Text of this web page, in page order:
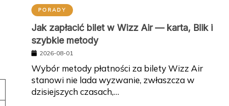
PORADY
Jak zapłacić bilet w Wizz Air — karta, Blik i
szybkie metody
2026-08-01
Wybór metody płatności za bilety Wizz Air
stanowi nie lada wyzwanie, zwłaszcza w
dzisiejszych czasach,…